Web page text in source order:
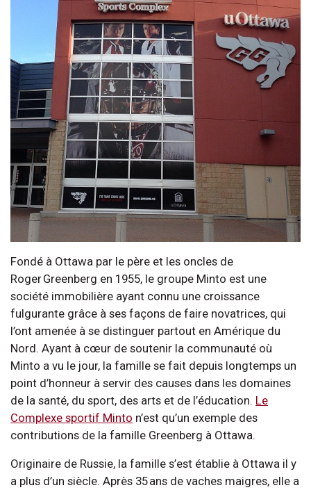
Fondé à Ottawa par le père et les oncles de
Roger Greenberg en 1955, le groupe Minto est une
société immobilière ayant connu une croissance
fulgurante grâce à ses façons de faire novatrices, qui
l’ont amenée à se distinguer partout en Amérique du
Nord. Ayant à cœur de soutenir la communauté où
Minto a vu le jour, la famille se fait depuis longtemps un
point d’honneur à servir des causes dans les domaines
de la santé, du sport, des arts et de l’éducation. Le
Complexe sportif Minto n’est qu’un exemple des
contributions de la famille Greenberg à Ottawa.
Originaire de Russie, la famille s’est établie à Ottawa il y
a plus d’un siècle. Après 35 ans de vaches maigres, elle a